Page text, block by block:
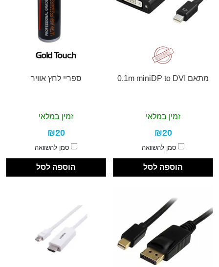
מתאם 0.1m miniDP to DVI
זמין במלאי
₪20
סמן להשוואה
הוספה לסל
ספריי לחץ אוויר
זמין במלאי
₪20
סמן להשוואה
הוספה לסל